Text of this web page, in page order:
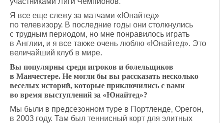
Я все еще слежу за матчами «Юнайтед»
по телевизору. В последние годы они столкнулись
с трудным периодом, но мне понравилось играть
в Англии, и я все также очень люблю «Юнайтед». Это
величайший клуб в мире.
Вы популярны среди игроков и болельщиков
в Манчестере. Не могли бы вы рассказать несколько
веселых историй, которые приключились с вами
во время выступлений за «Юнайтед»?
Мы были в предсезонном туре в Портленде, Орегон,
в 2003 году. Там был теннисный корт для элитных